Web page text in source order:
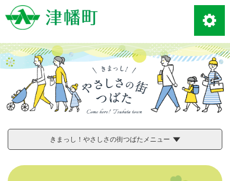
ー
先
頭
で
きまっし！やさしさの街つばたメニュー
本